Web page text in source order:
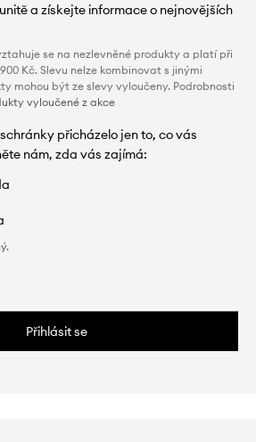
a získejte informace o nejnovějších
se na nezlevněné produkty a platí při
Kč. Slevu nelze kombinovat s jinými
mohou být ze slevy vyloučeny. Podrobnosti
vyloučené z akce
přicházelo jen to, co vás
nám, zda vás zajímá:
Přihlásit se